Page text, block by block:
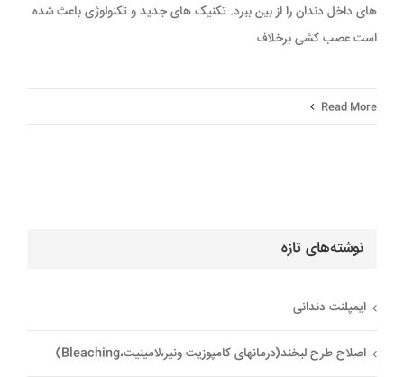
های داخل دندان را از بین ببرد. تکنیک های جدید و تکنولوژی باعث شده
است عصب کشی برخلاف
Read More
نوشته‌های تازه
ایمپلنت دندانی
اصلاح طرح لبخند(درمانهای کامپوزیت ونیر،لامینیت،Bleaching)